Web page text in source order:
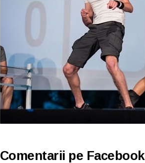
Comentarii pe Facebook